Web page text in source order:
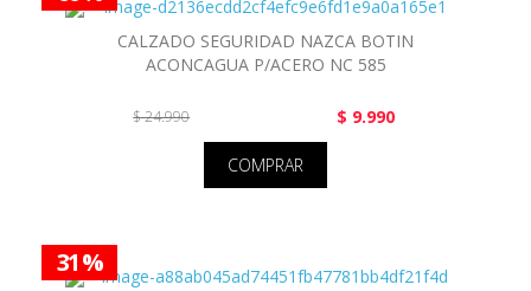
CALZADO SEGURIDAD NAZCA BOTIN
ACONCAGUA P/ACERO NC 585
$ 24.990 $ 9.990
COMPRAR
31 %